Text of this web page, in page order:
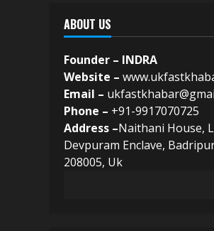
ABOUT US
Founder – INDRA
Website –
Email –
Phone – +91-9917070725
Address –Naithani House,
Devpuram Enclave,
208005, Uk